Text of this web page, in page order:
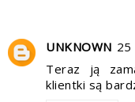
UNKNOWN 25
Teraz ją
klientki są